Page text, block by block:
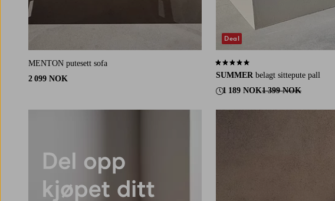
MENTON putesett sofa
2 099 NOK
SUMMER belagt sittepute pall
1 189 NOK1 399 NOK
5,0 basert på 1 karaktergivninger
Deal